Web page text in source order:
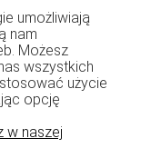
umożliwiają
nam
Możesz
wszystkich
użycie
opcję
w naszej